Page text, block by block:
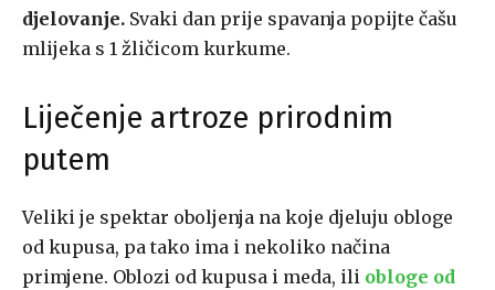
djelovanje. Svaki dan prije spavanja popijte čašu
mlijeka s 1 žličicom kurkume.
Liječenje artroze prirodnim
putem
Veliki je spektar oboljenja na koje djeluju obloge
od kupusa, pa tako ima i nekoliko načina
primjene. Oblozi od kupusa i meda, ili obloge od